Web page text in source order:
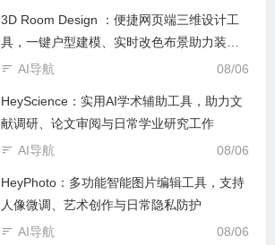
3D Room Design ：便捷网页端三维设计工
具，一键户型建模、实时改色布景助力装修
设计
08/06
AI导航
HeyScience：实用AI学术辅助工具，助力文
献调研、论文审阅与日常学业研究工作
08/06
AI导航
HeyPhoto：多功能智能图片编辑工具，支持
人像微调、艺术创作与日常隐私防护
08/06
AI导航